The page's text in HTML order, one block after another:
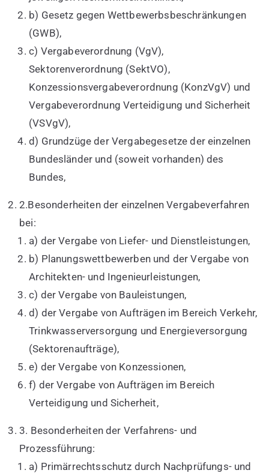
b) Gesetz gegen Wettbewerbsbeschränkungen
(GWB),
c) Vergabeverordnung (VgV),
Sektorenverordnung (SektVO),
Konzessionsvergabeverordnung (KonzVgV) und
Vergabeverordnung Verteidigung und Sicherheit
(VSVgV),
d) Grundzüge der Vergabegesetze der einzelnen
Bundesländer und (soweit vorhanden) des
Bundes,
2.Besonderheiten der einzelnen Vergabeverfahren
bei:
a) der Vergabe von Liefer- und Dienstleistungen,
b) Planungswettbewerben und der Vergabe von
Architekten- und Ingenieurleistungen,
c) der Vergabe von Bauleistungen,
d) der Vergabe von Aufträgen im Bereich Verkehr,
Trinkwasserversorgung und Energieversorgung
(Sektorenaufträge),
e) der Vergabe von Konzessionen,
f) der Vergabe von Aufträgen im Bereich
Verteidigung und Sicherheit,
3. Besonderheiten der Verfahrens- und
Prozessführung:
a) Primärrechtsschutz durch Nachprüfungs- und